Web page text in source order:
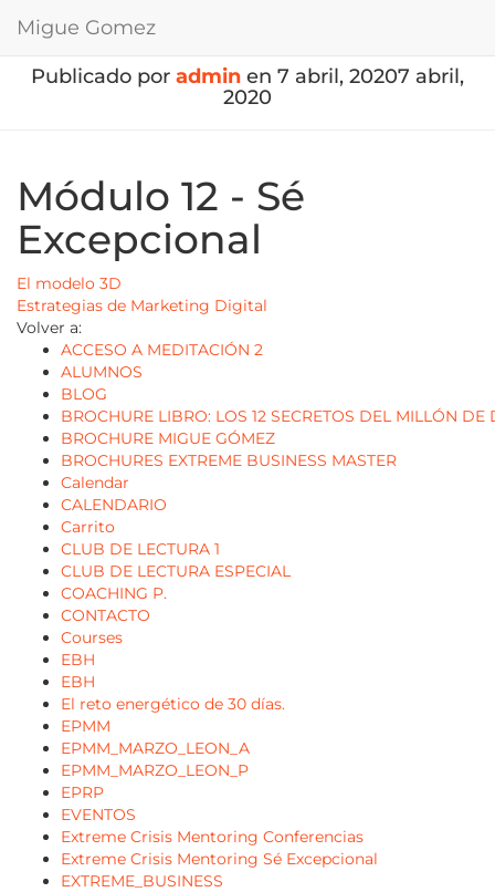
Migue Gomez
Publicado por admin en 7 abril, 20207 abril,
2020
Módulo 12 - Sé
Excepcional
El modelo 3D
Estrategias de Marketing Digital
Volver a:
ACCESO A MEDITACIÓN 2
ALUMNOS
BLOG
BROCHURE LIBRO: LOS 12 SECRETOS DEL MILLÓN DE
BROCHURE MIGUE GÓMEZ
BROCHURES EXTREME BUSINESS MASTER
Calendar
CALENDARIO
Carrito
CLUB DE LECTURA 1
CLUB DE LECTURA ESPECIAL
COACHING P.
CONTACTO
Courses
EBH
EBH
El reto energético de 30 días.
EPMM
EPMM_MARZO_LEON_A
EPMM_MARZO_LEON_P
EPRP
EVENTOS
Extreme Crisis Mentoring Conferencias
Extreme Crisis Mentoring Sé Excepcional
EXTREME_BUSINESS